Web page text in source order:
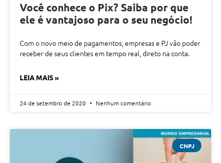
Você conhece o Pix? Saiba por que
ele é vantajoso para o seu negócio!
Com o novo meio de pagamentos, empresas e PJ vão poder
receber de seus clientes em tempo real, direto na conta.
LEIA MAIS »
24 de setembro de 2020 Nenhum comentário
CNPJ